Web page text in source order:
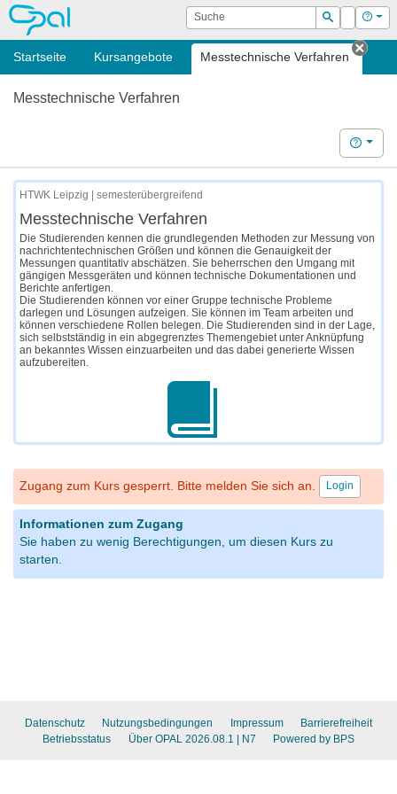
OPAL Suche
Suchen
Login Hilfe
Startseite Kursangebote Messtechnische Verfahren
Tab
Messtechnische Verfahren
Hilfe
HTWK Leipzig | semesterübergreifend
Messtechnische Verfahren
Die Studierenden kennen die grundlegenden Methoden zur Messung von
nachrichtentechnischen Größen und können die Genauigkeit der
Messungen quantitativ abschätzen. Sie beherrschen den Umgang mit
gängigen Messgeräten und können technische Dokumentationen und
Berichte anfertigen.
Die Studierenden können vor einer Gruppe technische Probleme
darlegen und Lösungen aufzeigen. Sie können im Team arbeiten und
können verschiedene Rollen belegen. Die Studierenden sind in der Lage,
sich selbstständig in ein abgegrenztes Themengebiet unter Anknüpfung
an bekanntes Wissen einzuarbeiten und das dabei generierte Wissen
aufzubereiten.
Zugang zum Kurs gesperrt. Bitte melden Sie sich an. Login
Informationen zum Zugang
Sie haben zu wenig Berechtigungen, um diesen Kurs zu
starten.
Datenschutz Nutzungsbedingungen Impressum
Barrierefreiheit
Betriebsstatus
Über OPAL 2026.08.1 | N7 Powered by BPS